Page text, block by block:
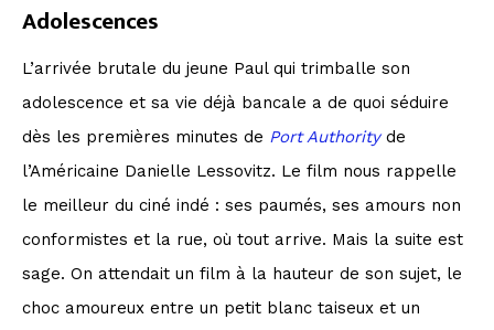
Adolescences
L’arrivée brutale du jeune Paul qui trimballe son
adolescence et sa vie déjà bancale a de quoi séduire
dès les premières minutes de Port Authorityde
l’Américaine Danielle Lessovitz. Le film nous rappelle
le meilleur du ciné indé : ses paumés, ses amours non
conformistes et la rue, où tout arrive. Mais la suite est
sage. On attendait un film à la hauteur de son sujet, le
choc amoureux entre un petit blanc taiseux et un